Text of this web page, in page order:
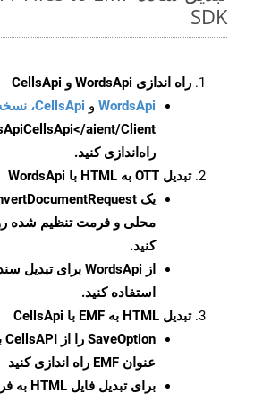
SDK
راه اندازی WordsApi و CellsApi
WordsApi و CellsApi، نسخه Basient
راه‌اندازی کنید.
تبدیل OTT به HTML با WordsApi
یک
کنید.
استفاده کنید.
تبدیل HTML به EMF با CellsApi
SaveOption
عنوان EMF راه اندازی کنید
برای تبدیل فایل HTML به فرمت